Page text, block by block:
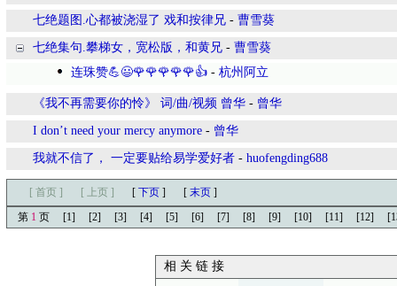
七绝题图.心都被浇湿了 戏和按律兄 - 曹雪葵
七绝集句.攀梯女，宽松版，和黄兄 - 曹雪葵
连珠赞💪😃🌹🌹🌹🌹🌹👍 - 杭州阿立
《我不再需要你的怜》 词/曲/视频 曾华 - 曾华
I don’t need your mercy anymore - 曾华
我就不信了， 一定要贴给易学爱好者 - huofengding688
[ 首页 ] [ 上页 ] [ 下页 ] [ 末页 ]
第 1 页 [1] [2] [3] [4] [5] [6] [7] [8] [9] [10] [11] [12]
相 关 链 接